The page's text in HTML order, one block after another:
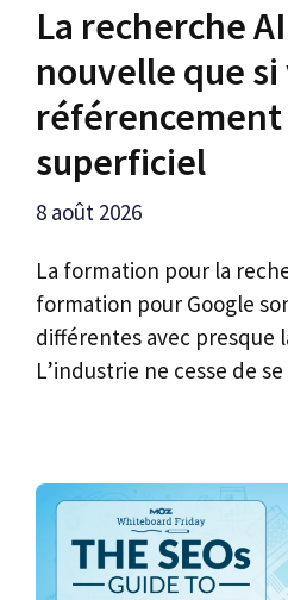
La recherche
nouvelle que
superficiel
8 août 2026
La formation pour la
formation pour Google
différentes avec presque
L’industrie ne cesse de